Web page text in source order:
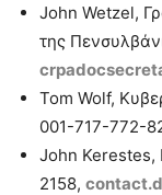
John Wetzel,
της
Tom Wolf,
001-717-772-
John Kerestes,
2158,